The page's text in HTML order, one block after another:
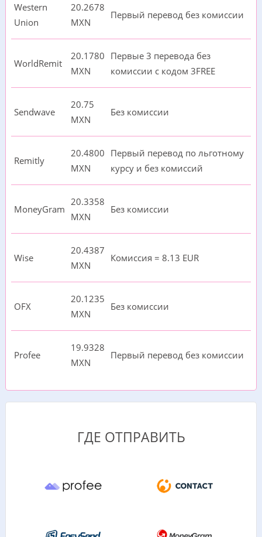
Western
Union
20.2678
MXN
Первый перевод без комиссии
WorldRemit
20.1780
MXN
Первые 3 перевода без
комиссии с кодом 3FREE
Sendwave
20.75
MXN
Без комиссии
Remitly
20.4800
MXN
Первый перевод по льготному
курсу и без комиссий
MoneyGram
20.3358
MXN
Без комиссии
Wise
20.4387
MXN
Комиссия = 8.13 EUR
OFX
20.1235
MXN
Без комиссии
Profee
19.9328
MXN
Первый перевод без комиссии
ГДЕ ОТПРАВИТЬ